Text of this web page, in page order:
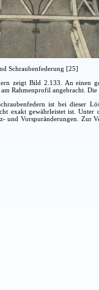
Schraubenfederung [25]
zeigt Bild 2.133. An einen
Rahmenprofil angebracht.
ist bei dieser
exakt gewährleistet ist.
und Vorspuränderungen. Zur